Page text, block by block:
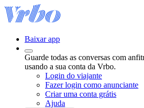
Baixar app
Guarde todas as conversas com
usando a sua conta da Vrbo.
Login do viajante
Fazer login como anunciante
Criar uma conta grátis
Ajuda